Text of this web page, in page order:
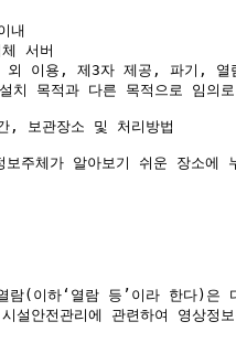
내
서버
이용, 제3자 제공, 파기, 열
치 목적과 다른 목적으로 임
, 보관장소 및 처리방법
보주체가 알아보기 쉬운 장소
람(이하‘열람 등’이라 한다)
안전관리에 관련하여 영상정